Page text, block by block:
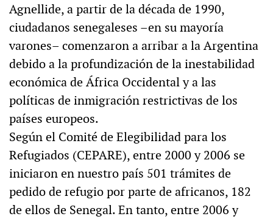
Agnellide, a partir de la década de 1990,
ciudadanos senegaleses –en su mayoría
varones– comenzaron a arribar a la Argentina
debido a la profundización de la inestabilidad
económica de África Occidental y a las
políticas de inmigración restrictivas de los
países europeos.
Según el Comité de Elegibilidad para los
Refugiados (CEPARE), entre 2000 y 2006 se
iniciaron en nuestro país 501 trámites de
pedido de refugio por parte de africanos, 182
de ellos de Senegal. En tanto, entre 2006 y